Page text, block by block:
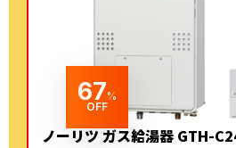
67%
OFF
ノーリツ ガス給湯器 GTH-